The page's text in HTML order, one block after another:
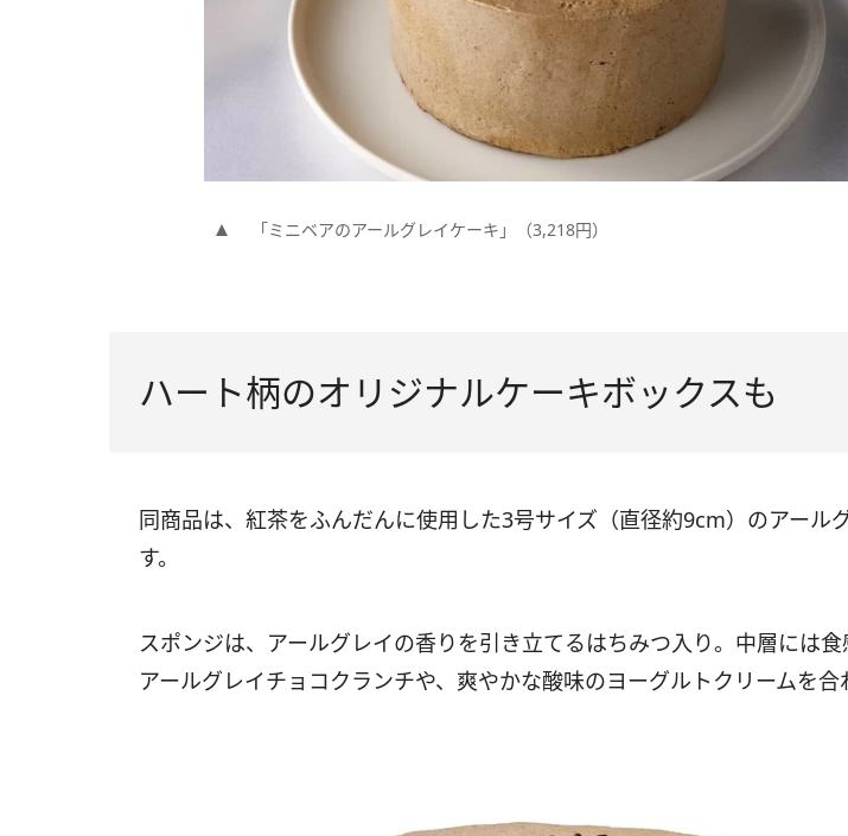
「ミニベアのアールグレイケーキ」（3,218円）
ハート柄のオリジナルケーキボックスも
同商品は、紅茶をふんだんに使用した3号サイズ（直径約9cm）のアール
す。
スポンジは、アールグレイの香りを引き立てるはちみつ入り。中層には
アールグレイチョコクランチや、爽やかな酸味のヨーグルトクリームを合